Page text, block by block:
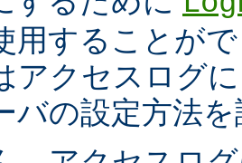
用することが
アクセスログ
バの設定方法